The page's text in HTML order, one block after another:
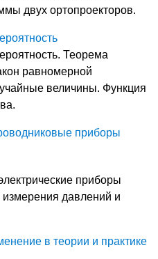
двух ортопроекторов.
Теорема
равномерной
величины. Функция
приборы
приборы
давлений и
в теории и практике